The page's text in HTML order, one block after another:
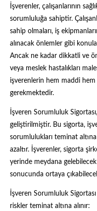
İşverenler, çalışanlarının
sorumluluğa sahiptir.
sahip olmaları, iş
alınacak önlemler gibi
Ancak ne kadar dikkatli ve
veya meslek hastalıkları
işverenlerin hem maddi
gerekmektedir.
İşveren Sorumluluk
geliştirilmiştir. Bu sigorta,
sorumlulukları teminat
azaltır. İşverenler, sigorta
yerinde meydana
sonucunda ortaya
İşveren Sorumluluk
riskler teminat altına alınır: